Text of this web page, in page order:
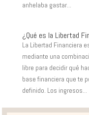
anhelaba gastar...
¿Qué es la Libertad
La Libertad Financiera
mediante una
libre para decidir qué
base financiera que te
definido. Los ingresos...